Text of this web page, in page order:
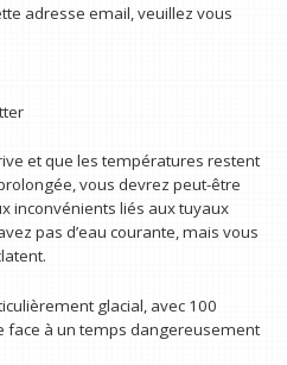
adresse email, veuillez vous
et que les températures restent
vous devrez peut-être
inconvénients liés aux tuyaux
pas d’eau courante, mais vous
glacial, avec 100
face à un temps dangereusement